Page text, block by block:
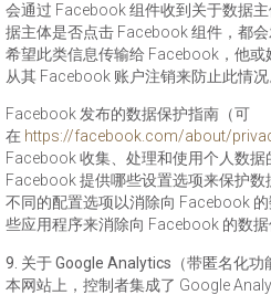
会通过 Facebook 组件收到关于数据
据主体是否点击 Facebook 组件，都
希望此类信息传输给 Facebook，他
从其 Facebook 账户注销来防止此情况
Facebook 发布的数据保护指南（可
在 https://facebook.com/about/
Facebook 收集、处理和使用个人数
Facebook 提供哪些设置选项来保护
不同的配置选项以消除向 Facebook
些应用程序来消除向 Facebook 的数据
9. 关于 Google Analytics（带匿名化
本网站上，控制者集成了 Google